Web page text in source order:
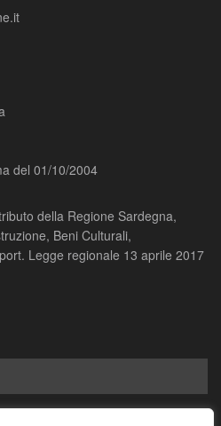
del 01/10/2004
della Regione Sardegna,
Beni Culturali,
Legge regionale 13 aprile 2017